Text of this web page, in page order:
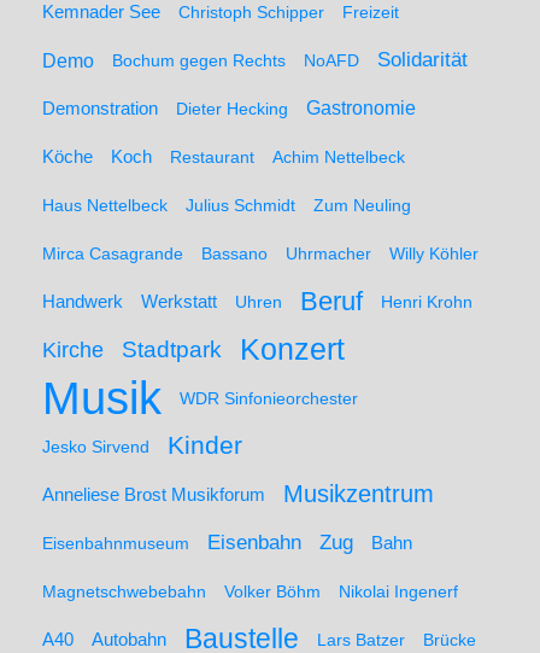
Kemnader See Christoph Schipper Freizeit
Demo Bochum gegen Rechts NoAFD Solidarität
Demonstration Dieter Hecking Gastronomie
Köche Koch Restaurant Achim Nettelbeck
Haus Nettelbeck Julius Schmidt Zum Neuling
Mirca Casagrande Bassano Uhrmacher Willy Köhler
Handwerk Werkstatt Uhren Beruf Henri Krohn
Kirche Stadtpark Konzert
Musik WDR Sinfonieorchester
Jesko Sirvend Kinder
Anneliese Brost Musikforum Musikzentrum
Eisenbahnmuseum Eisenbahn Zug Bahn
Magnetschwebebahn Volker Böhm Nikolai Ingenerf
A40 Autobahn Baustelle Lars Batzer Brücke